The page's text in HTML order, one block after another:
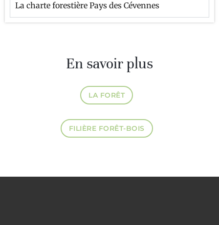
La charte forestière Pays des Cévennes
En savoir plus
LA FORÊT
FILIÈRE FORÊT-BOIS